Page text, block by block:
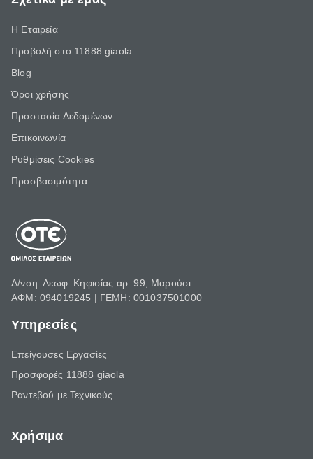
Η Εταιρεία
Προβολή στο 11888 giaola
Blog
Όροι χρήσης
Προστασία Δεδομένων
Επικοινωνία
Ρυθμίσεις Cookies
Προσβασιμότητα
Δ/νση: Λεωφ. Κηφισίας αρ. 99, Μαρούσι
ΑΦΜ: 094019245 | ΓΕΜΗ: 001037501000
Υπηρεσίες
Επείγουσες Εργασίες
Προσφορές 11888 giaola
Ραντεβού με Τεχνικούς
Χρήσιμα